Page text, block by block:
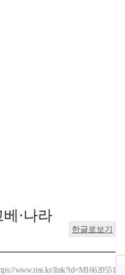
·나라
한글로보기
www.riss.kr/link?id=M16620551